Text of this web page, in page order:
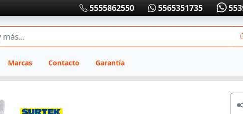
5555862550 5565351735
Marcas Contacto Garantía